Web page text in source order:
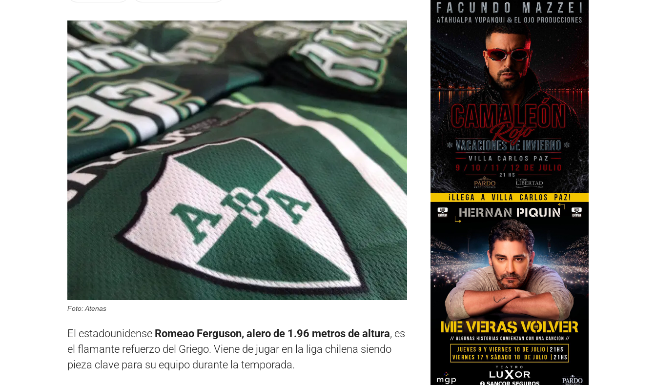
Foto: Atenas
El estadounidense Romeao Ferguson, alero de 1.96 metros de altura, es
el flamante refuerzo del Griego. Viene de jugar en la liga chilena siendo
pieza clave para su equipo durante la temporada.